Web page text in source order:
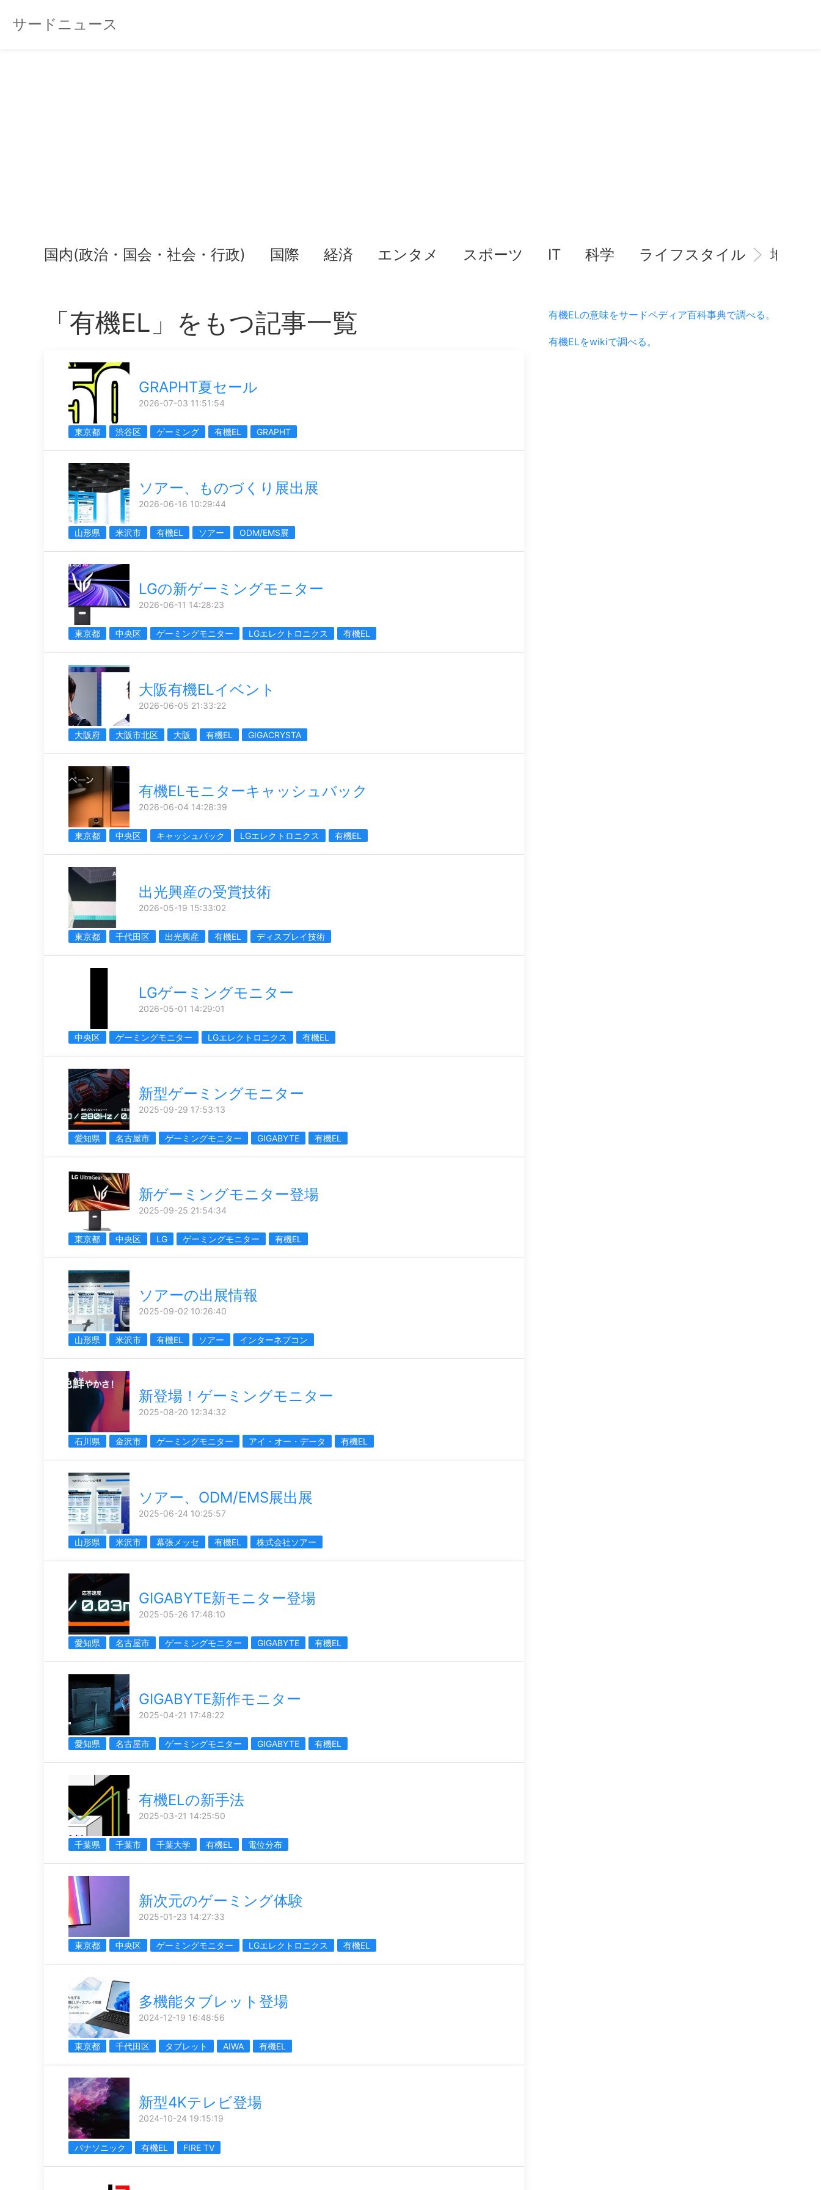
サードニュース
国内(政治・国会・社会・行政) 国際 経済 エンタメ スポーツ IT 科学 ライフスタイル 地域情
「有機EL」をもつ記事一覧
GRAPHT夏セール
2026-07-03 11:51:54
東京都 渋谷区 ゲーミング 有機EL GRAPHT
ソアー、ものづくり展出展
2026-06-16 10:29:44
山形県 米沢市 有機EL ソアー ODM/EMS展
LGの新ゲーミングモニター
2026-06-11 14:28:23
東京都 中央区 ゲーミングモニター LGエレクトロニクス 有機EL
大阪有機ELイベント
2026-06-05 21:33:22
大阪府 大阪市北区 大阪 有機EL GIGACRYSTA
有機ELモニターキャッシュバック
2026-06-04 14:28:39
東京都 中央区 キャッシュバック LGエレクトロニクス 有機EL
出光興産の受賞技術
2026-05-19 15:33:02
東京都 千代田区 出光興産 有機EL ディスプレイ技術
LGゲーミングモニター
2026-05-01 14:29:01
中央区 ゲーミングモニター LGエレクトロニクス 有機EL
新型ゲーミングモニター
2025-09-29 17:53:13
愛知県 名古屋市 ゲーミングモニター GIGABYTE 有機EL
新ゲーミングモニター登場
2025-09-25 21:54:34
東京都 中央区 LG ゲーミングモニター 有機EL
ソアーの出展情報
2025-09-02 10:26:40
山形県 米沢市 有機EL ソアー インターネプコン
新登場！ゲーミングモニター
2025-08-20 12:34:32
石川県 金沢市 ゲーミングモニター アイ・オー・データ 有機EL
ソアー、ODM/EMS展出展
2025-06-24 10:25:57
山形県 米沢市 幕張メッセ 有機EL 株式会社ソアー
GIGABYTE新モニター登場
2025-05-26 17:48:10
愛知県 名古屋市 ゲーミングモニター GIGABYTE 有機EL
GIGABYTE新作モニター
2025-04-21 17:48:22
愛知県 名古屋市 ゲーミングモニター GIGABYTE 有機EL
有機ELの新手法
2025-03-21 14:25:50
千葉県 千葉市 千葉大学 有機EL 電位分布
新次元のゲーミング体験
2025-01-23 14:27:33
東京都 中央区 ゲーミングモニター LGエレクトロニクス 有機EL
多機能タブレット登場
2024-12-19 16:48:56
東京都 千代田区 タブレット AIWA 有機EL
新型4Kテレビ登場
2024-10-24 19:15:19
パナソニック 有機EL FIRE TV
有機ELの意味をサードペディア百科事典で調べる。
有機ELをwikiで調べる。